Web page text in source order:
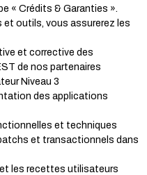
« Crédits & Garanties ».
outils, vous assurerez les
et corrective des
de nos partenaires
Niveau 3
des applications
et techniques
et transactionnels dans
les recettes utilisateurs